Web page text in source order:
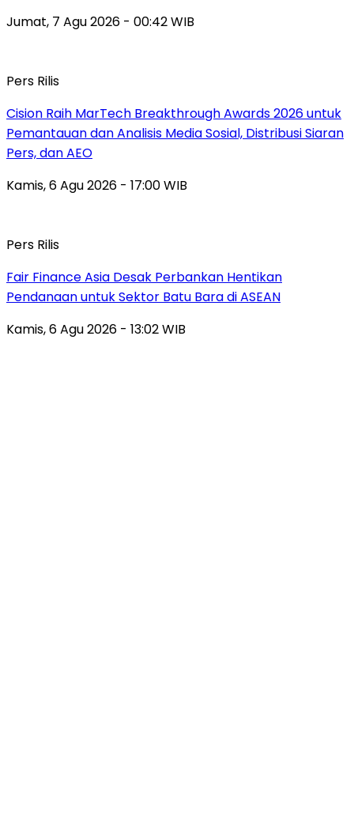
Jumat, 7 Agu 2026 - 00:42 WIB
Pers Rilis
Cision Raih MarTech Breakthrough Awards 2026 untuk
Pemantauan dan Analisis Media Sosial, Distribusi Siaran
Pers, dan AEO
Kamis, 6 Agu 2026 - 17:00 WIB
Pers Rilis
Fair Finance Asia Desak Perbankan Hentikan
Pendanaan untuk Sektor Batu Bara di ASEAN
Kamis, 6 Agu 2026 - 13:02 WIB